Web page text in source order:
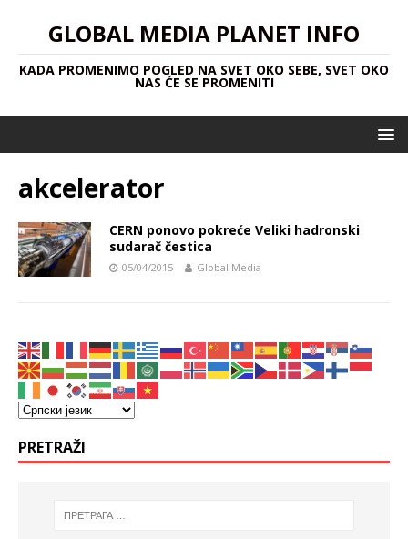
GLOBAL MEDIA PLANET INFO
KADA PROMENIMO POGLED NA SVET OKO SEBE, SVET OKO
NAS ĆE SE PROMENITI
akcelerator
CERN ponovo pokreće Veliki hadronski
sudarač čestica
05/04/2015 Global Media
PRETRAŽI